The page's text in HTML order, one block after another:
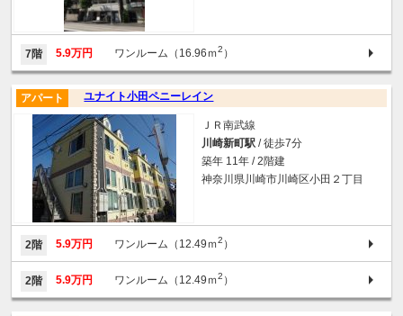
7階 5.9万円 ワンルーム（16.96ｍ2 ）
ユナイト小田ペニーレイン
アパート
ＪＲ南武線
川崎新町駅 / 徒歩7分
築年 11年 / 2階建
神奈川県川崎市川崎区小田２丁目
2階 5.9万円 ワンルーム（12.49ｍ2 ）
2階 5.9万円 ワンルーム（12.49ｍ2 ）